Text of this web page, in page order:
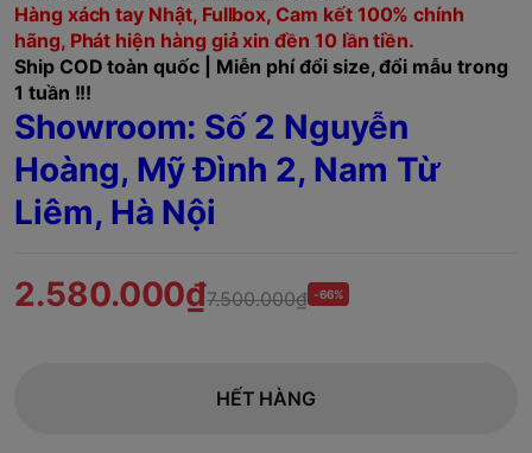
Hàng xách tay Nhật, Fullbox, Cam kết 100% chính
hãng, Phát hiện hàng giả xin đền 10 lần tiền.
Ship COD toàn quốc | Miễn phí đổi size, đổi mẫu trong
1 tuần !!!
Showroom: Số 2 Nguyễn
Hoàng, Mỹ Đình 2, Nam Từ
Liêm, Hà Nội
2.580.000₫7.500.000₫ -66%
HẾT HÀNG